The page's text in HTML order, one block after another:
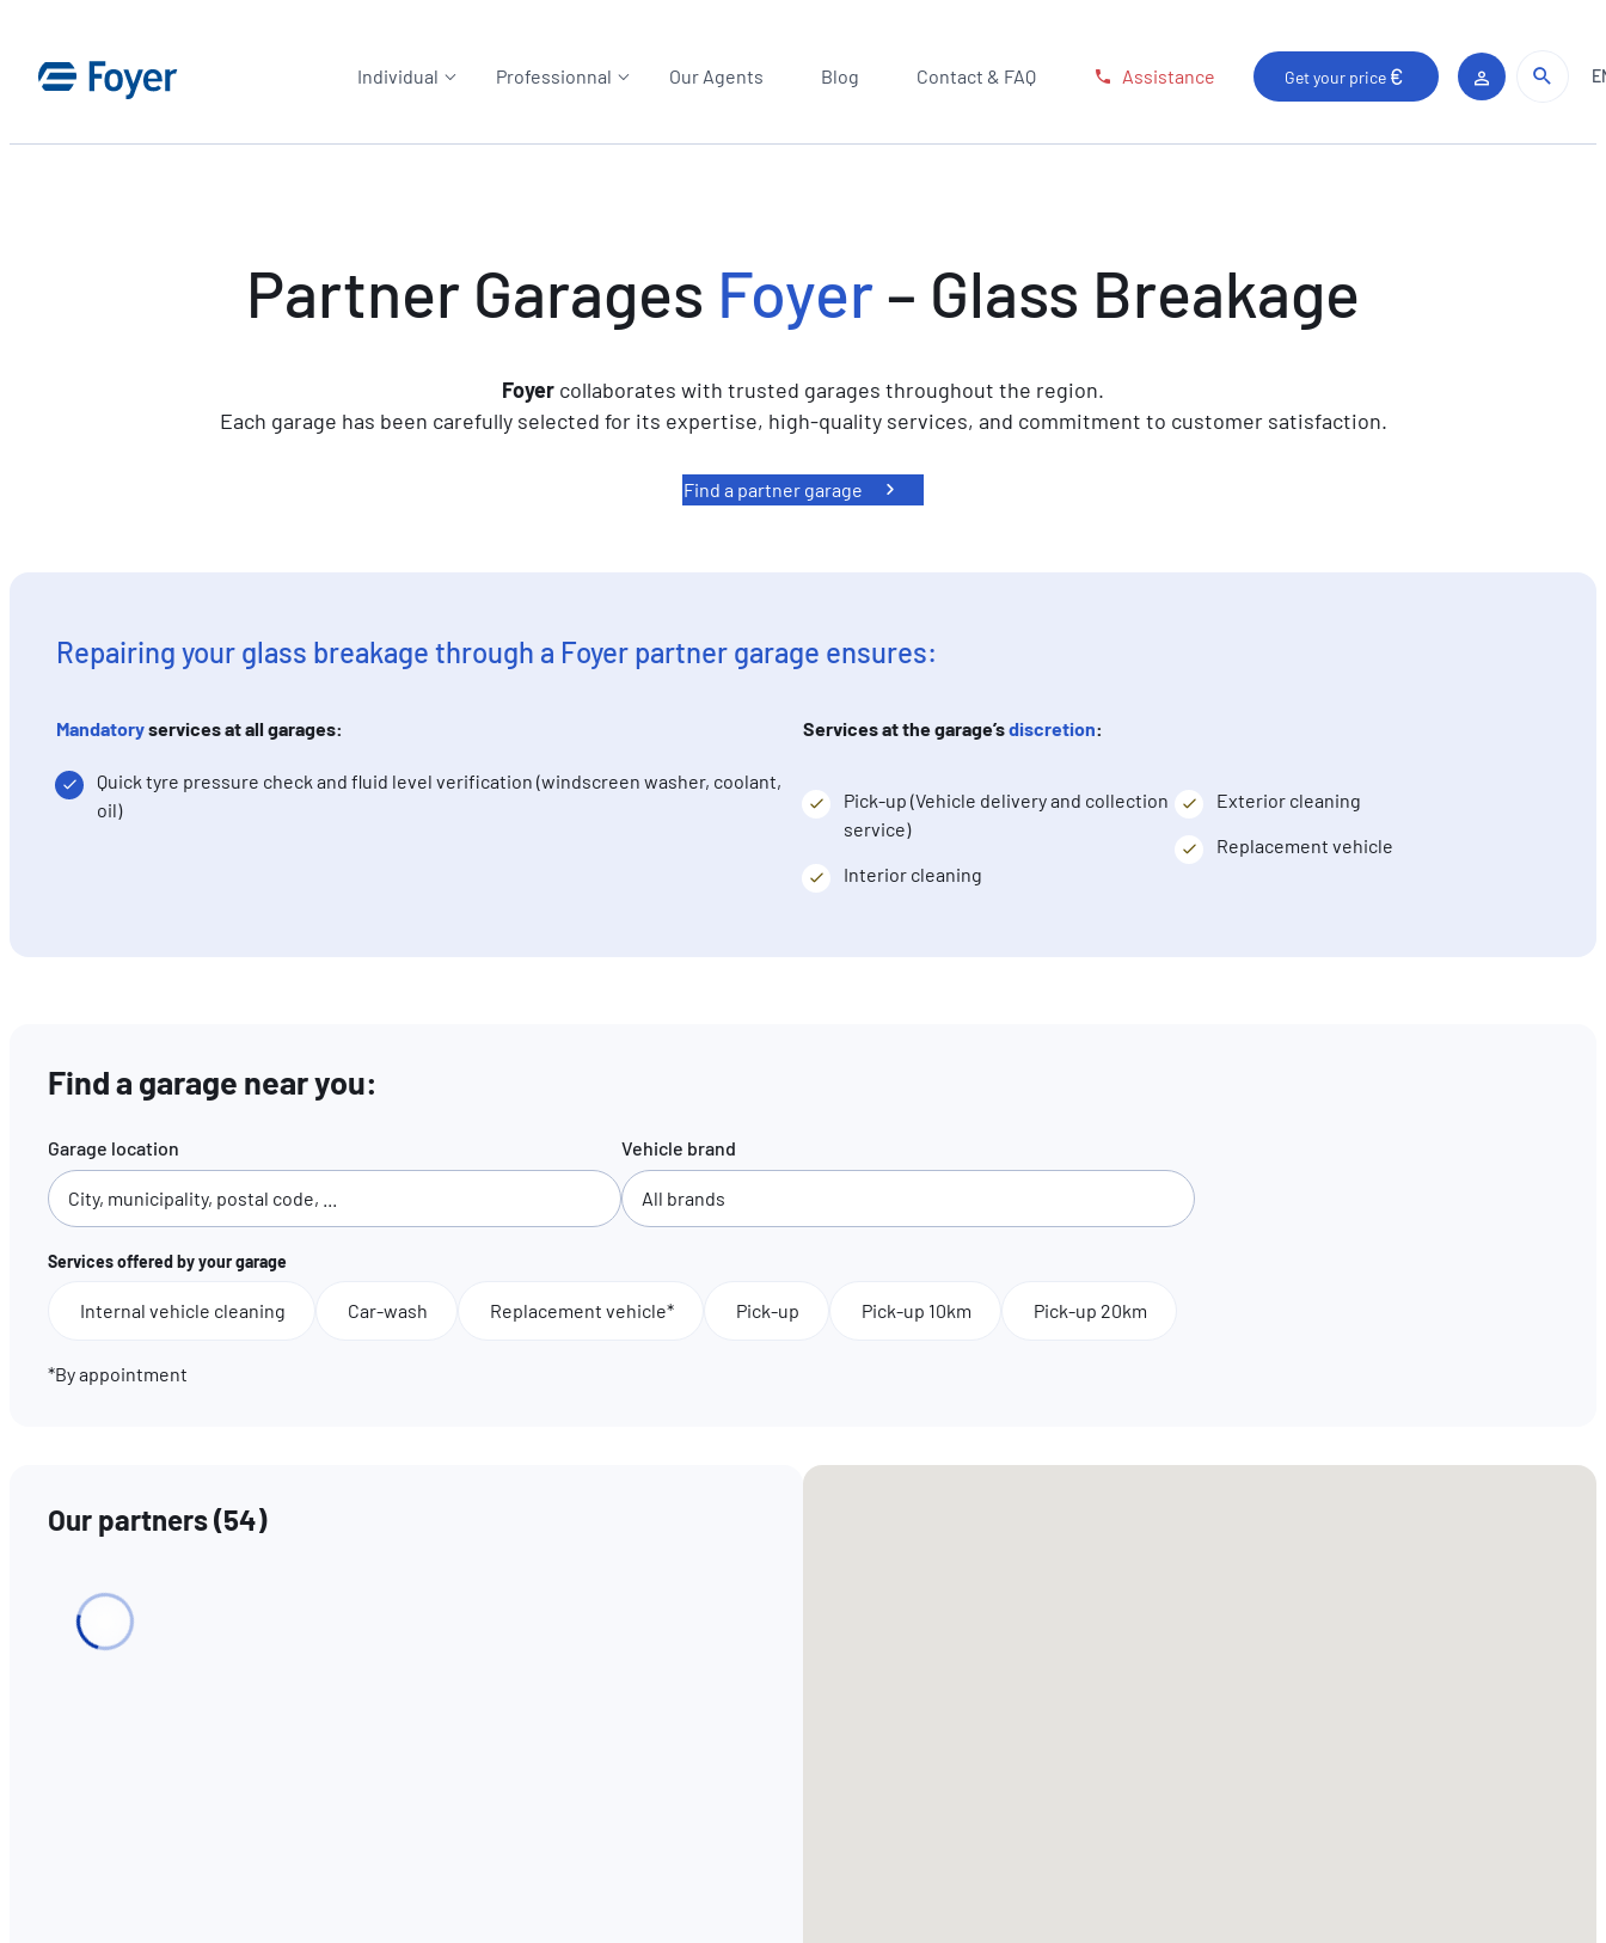
content
Individual Professionnal Our Agents Blog Contact & FAQ Assistance Get your price
Client area
Partner Garages Foyer– Glass Breakage
Foyer collaborates with trusted garages throughout the region.
Each garage has been carefully selected for its expertise, high-quality services, and commitment to customer satisfaction.
Find a partner garage
Repairing your glass breakage through a Foyer partner garage ensures:
Mandatoryservices at all garages:
Quick tyre pressure check and fluid level verification (windscreen washer, coolant,
oil)
Services at the garage’sdiscretion:
Pick-up (Vehicle delivery and collection
service)
Interior cleaning
Exterior cleaning
Replacement vehicle
Find a garage near you:
Garage location Vehicle brand
Services offered by your garage
Internal vehicle cleaning Car-wash Replacement vehicle* Pick-up Pick-up 10km Pick-up 20km
*By appointment
Our partners(54)